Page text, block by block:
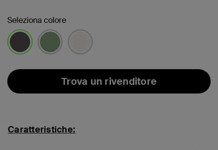
Seleziona colore
Trova un rivenditore
Caratteristiche: